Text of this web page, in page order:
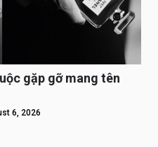
gặp gỡ mang tên
6, 2026